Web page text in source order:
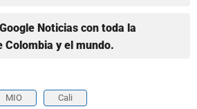
Noticias con toda la
Colombia y el mundo.
MIO Cali